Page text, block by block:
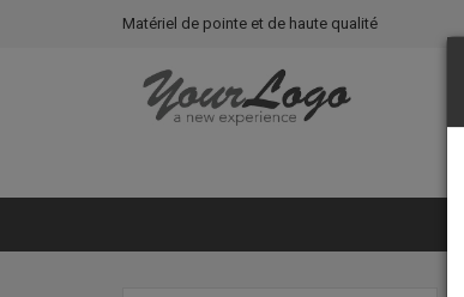
Matériel de pointe et de haute qualité